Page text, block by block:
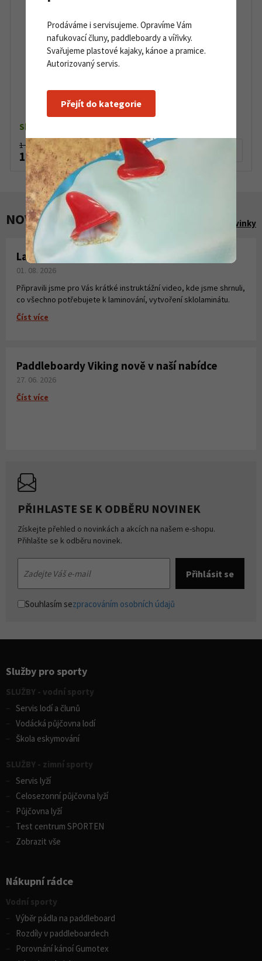
Sporten Favorit Jr MG 140 - 185 cm
Skladem dle varianty
1 990 Kč
1 790 Kč
NOVINKY A AKCE Zobrazit všechny novinky
Laminování pryskyřicí a tkaninou
01. 08. 2026
Připravili jsme pro Vás krátké instruktážní video, kde jsme shrnuli,
co všechno potřebujete k laminování, vytvoření sklolaminátu.
Číst více
Paddleboardy Viking nově v naší nabídce
27. 06. 2026
Číst více
PŘIHLASTE SE K ODBĚRU NOVINEK
Získejte přehled o novinkách a akcích na našem e-shopu.
Přihlašte se k odběru novinek.
Souhlasím sezpracováním osobních údajů
Služby pro sporty
SLUŽBY - vodní sporty
Servis lodí a člunů
Vodácká půjčovna lodí
Škola eskymování
SLUŽBY - zimní sporty
Servis lyží
Celosezonní půjčovna lyží
Půjčovna lyží
Test centrum SPORTEN
Zobrazit vše
Nákupní rádce
Vodní sporty
Výběr pádla na paddleboard
Rozdíly v paddleboardech
Porovnání kánoí Gumotex
Prodáváme i servisujeme. Opravíme Vám
nafukovací čluny, paddleboardy a vířivky.
Svařujeme plastové kajaky, kánoe a pramice.
Autorizovaný servis.
Přejít do kategorie